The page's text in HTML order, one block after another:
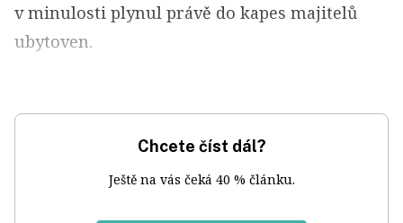
v minulosti plynul právě do kapes majitelů
ubytoven.
Chcete číst dál?
Ještě na vás čeká 40 % článku.